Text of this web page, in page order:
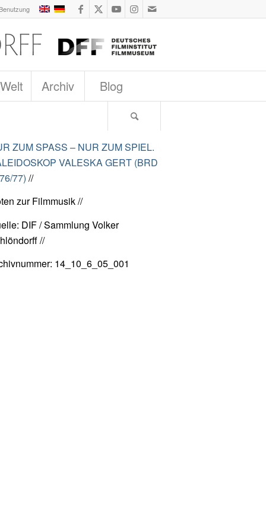
Archiv Blog
ZUM SPASS – NUR ZUM SPIEL.
VALESKA GERT (BRD
77) //
zur Filmmusik //
DIF / Sammlung Volker
//
14_10_6_05_001